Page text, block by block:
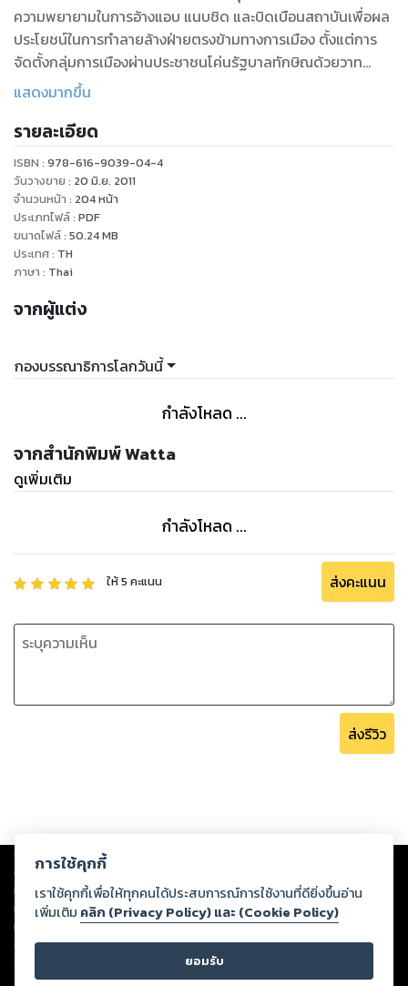
ความพยายามในการอ้างแอบ แนบชิด และบิดเบือนสถาบันเพื่อผล
ประโยชน์ในการทำลายล้างฝ่ายตรงข้ามทางการเมือง ตั้งแต่การ
จัดตั้งกลุ่มการเมืองผ่านประชาชนโค่นรัฐบาลทักษิณด้วยวาท
กรรมโค่นล้ม “ระบอบทักษิณ” และข้อกล่าวหาว่าเป็น “ขบวนการล้ม
า-พฤษภาอำมหิต มีผู้เสียชีวิตเกือบ 100 ศพ บาดเจ็บพิการกว่า 2
แสดงมากขึ้น
รายละเอียด
ISBN : 978-616-9039-04-4
วันวางขาย : 20 มิ.ย. 2011
จำนวนหน้า : 204หน้า
ประเภทไฟล์: PDF
ขนาดไฟล์: 50.24MB
ประเทศ: TH
ภาษา : Thai
จากผู้แต่ง
กองบรรณาธิการโลกวันนี้
กำลังโหลด ...
จากสำนักพิมพ์ Watta
ดูเพิ่มเติม
กำลังโหลด ...
ให้5 คะแนน ส่งคะแนน
ส่งรีวิว
Copyright © 2026
ต่อผลงานหรือเนื้อหาใดที่อัปโหลดผ่านเว็บไซต์และปรากฏว่าละเมิดสิทธิใน
ทรัพย์สินทางปัญญาของบุคคลอื่นหรือขัดต่อกฎหมายและศีลธรรม ดังนั้น ผู้อ่าน
ทุกท่านโปรดใช้วิจารณญาณในการกลั่นกรองด้วยตนเอง และหากท่านพบว่าส่วน
หนึ่งส่วนใดขัดต่อกฎหมายและศีลธรรม กรุณาแจ้งมายังบริษัท เพื่อทีมงานจะได้
ดำเนินการในทันที ทั้งนี้ ทางสตอรี่ล็อกขอสงวนลิขสิทธิ์ตามพระราชบัญญัติ
ลิขสิทธิ์ พ.ศ. 2537 (ฉบับล่าสุด)
การใช้คุกกี้
เราใช้คุกกี้เพื่อให้ทุกคนได้ประสบการณ์การใช้งานที่ดียิ่งขึ้นอ่าน
เพิ่มเติม คลิก (Privacy Policy) และ (Cookie Policy)
ยอมรับ